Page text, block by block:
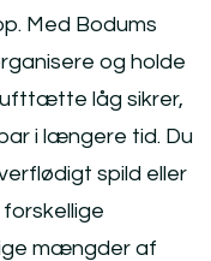
Med Bodums
og holde
låg sikrer,
i længere tid. Du
spild eller
mængder af